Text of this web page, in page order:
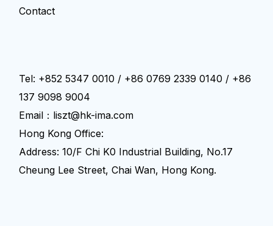
Contact
Tel: +852 5347 0010 / +86 0769 2339 0140 / +86
137 9098 9004
Email：liszt@hk-ima.com
Hong Kong Office:
Address: 10/F Chi K0 Industrial Building, No.17
Cheung Lee Street, Chai Wan, Hong Kong.